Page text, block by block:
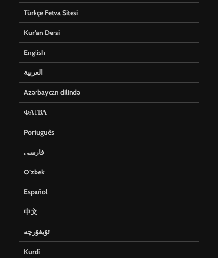
Türkçe Fetva Sitesi
Kur’an Dersi
English
العربية
Azərbaycan dilində
ФАТВА
Português
فارسی
O’zbek
Español
中文
ئۇيغۇرچە
Kurdî